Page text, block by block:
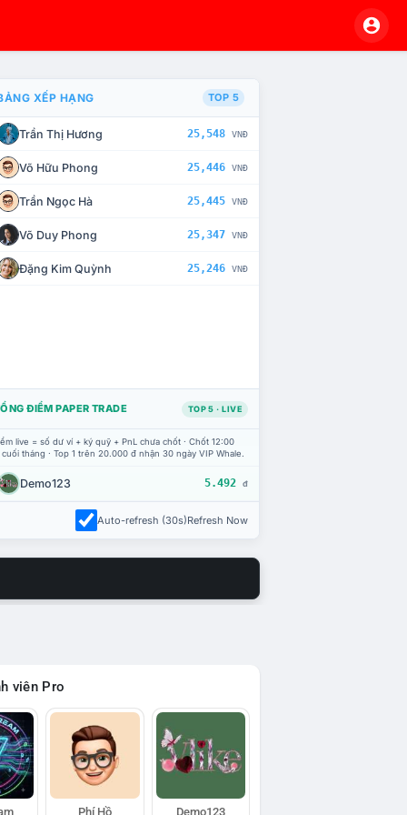
CHẾ TÀI XỬ LÝ VI PHẠM
XẾP HẠNG TOP 5
Trần Thị Hương 25,548 VNĐ
Võ Hữu Phong 25,446 VNĐ
Trần Ngọc Hà 25,445 VNĐ
Võ Duy Phong 25,347 VNĐ
Đặng Kim Quỳnh 25,246 VNĐ
ĐIỂM PAPER TRADE TOP 5 · LIVE
live = số dư ví + ký quỹ + PnL chưa chốt · Chốt 12:00
tháng · Top 1 trên 20.000 đ nhận 30 ngày VIP Whale.
Demo123 5.492 đ
Auto-refresh (30s)Refresh Now
viên Pro
Phí Hồ Demo123